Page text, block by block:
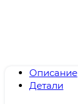
Описание
Детали